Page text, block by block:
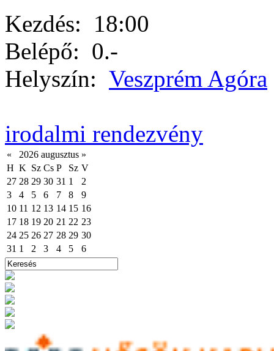
Kezdés: 18:00
Belépő: 0.-
Helyszín: Veszprém Agóra
irodalmi rendezvény
« 2026 augusztus »
H K Sz Cs P Sz V
27 28 29 30 31 1
2
3
4 5 6 7 8
9
10 11 12 13 14 15 16
17 18 19 20 21 22 23
24 25 26 27 28 29 30
31 1 2 3 4 5 6